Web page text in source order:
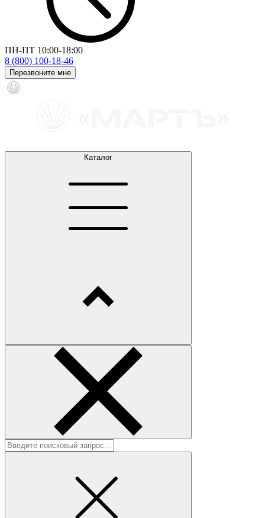
ПН-ПТ 10:00-18:00
8 (800) 100-18-46
Перезвоните мне
Каталог